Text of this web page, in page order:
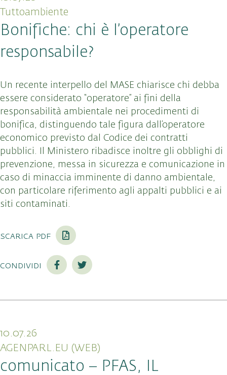
Tuttoambiente
Bonifiche: chi è l’operatore
responsabile?
Un recente interpello del MASE chiarisce chi debba
essere considerato “operatore” ai fini della
responsabilità ambientale nei procedimenti di
bonifica, distinguendo tale figura dall’operatore
economico previsto dal Codice dei contratti
pubblici. Il Ministero ribadisce inoltre gli obblighi di
prevenzione, messa in sicurezza e comunicazione in
caso di minaccia imminente di danno ambientale,
con particolare riferimento agli appalti pubblici e ai
siti contaminati.
scarica pdf
condividi
10.07.26
AGENPARL.EU (WEB)
comunicato – PFAS, IL